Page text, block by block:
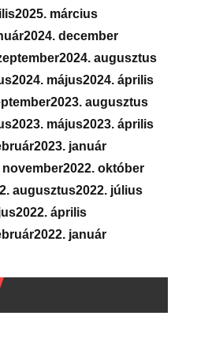
2025. március
2024. december
2024. augusztus
2024. május2024. április
2023. augusztus
2023. május2023. április
2023. január
november2022. október
augusztus2022. július
2022. április
2022. január